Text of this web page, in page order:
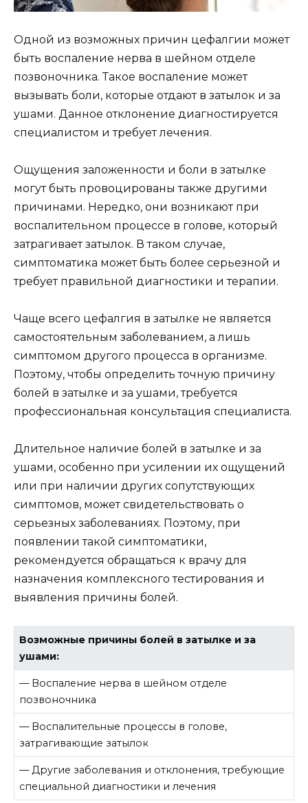
Одной из возможных причин цефалгии может
быть воспаление нерва в шейном отделе
позвоночника. Такое воспаление может
вызывать боли, которые отдают в затылок и за
ушами. Данное отклонение диагностируется
специалистом и требует лечения.
Ощущения заложенности и боли в затылке
могут быть провоцированы также другими
причинами. Нередко, они возникают при
воспалительном процессе в голове, который
затрагивает затылок. В таком случае,
симптоматика может быть более серьезной и
требует правильной диагностики и терапии.
Чаще всего цефалгия в затылке не является
самостоятельным заболеванием, а лишь
симптомом другого процесса в организме.
Поэтому, чтобы определить точную причину
болей в затылке и за ушами, требуется
профессиональная консультация специалиста.
Длительное наличие болей в затылке и за
ушами, особенно при усилении их ощущений
или при наличии других сопутствующих
симптомов, может свидетельствовать о
серьезных заболеваниях. Поэтому, при
появлении такой симптоматики,
рекомендуется обращаться к врачу для
назначения комплексного тестирования и
выявления причины болей.
Возможные причины болей в затылке и за
ушами:
— Воспаление нерва в шейном отделе
позвоночника
— Воспалительные процессы в голове,
затрагивающие затылок
— Другие заболевания и отклонения, требующие
специальной диагностики и лечения